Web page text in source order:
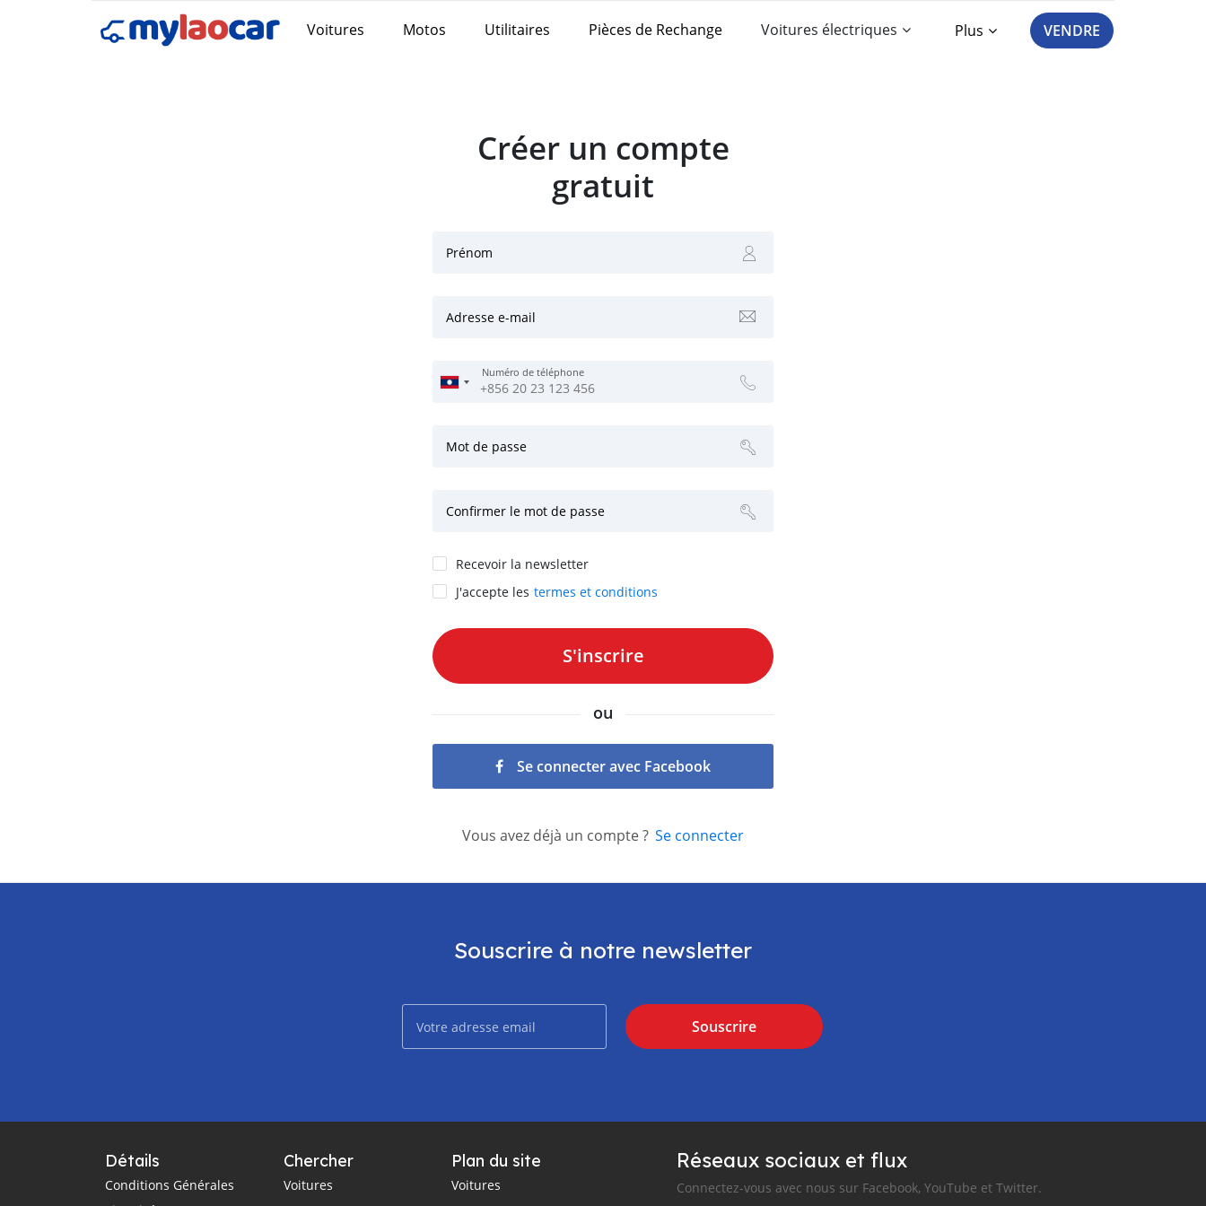
Voitures Motos Utilitaires Pièces de Rechange Voitures électriques Plus VENDRE
Créer un compte
gratuit
Prénom
Adresse e-mail
Numéro de téléphone
Mot de passe
Confirmer le mot de passe
Recevoir la newsletter
J'accepte les termes et conditions
ou
Se connecter avec Facebook
Vous avez déjà un compte ? Se connecter
Souscrire à notre newsletter
Souscrire
Détails
Conditions Générales
Chercher
Voitures
Plan du site
Voitures
Réseaux sociaux et flux
Connectez-vous avec nous sur Facebook, YouTube et Twitter.